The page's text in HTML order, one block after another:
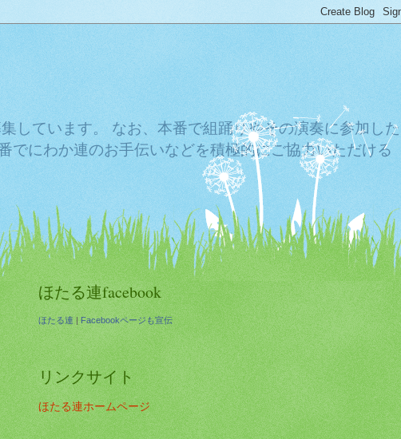
しています。 なお、本番で組踊りやその演奏に参加した
にわか連のお手伝いなどを積極的にご協力いただける
ほたる連facebook
ほたる連|Facebookページも宣伝
リンクサイト
ほたる連ホームページ